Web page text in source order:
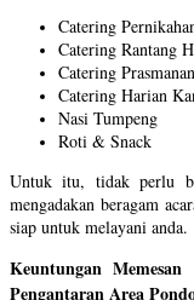
Catering
Catering Rantang
Catering Prasmanan
Catering Harian
Nasi Tumpeng
Roti & Snack
Untuk itu, tidak perlu
mengadakan beragam
siap untuk melayani anda.
Keuntungan
Pengantaran Area